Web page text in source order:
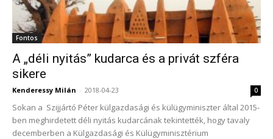
Fontos
A „déli nyitás” kudarca és a privát szféra
sikere
Kenderessy Milán - 2018-04-23 0
Sokan a Szijjártó Péter külgazdasági és külügyminiszter által 2015-
ben meghirdetett déli nyitás kudarcának tekintették, hogy tavaly
decemberben a Külgazdasági és Külügyminisztérium